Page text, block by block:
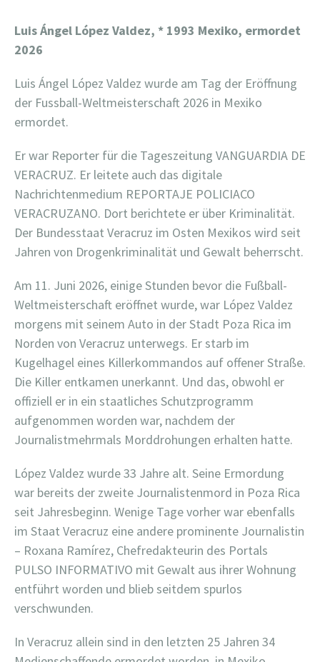
Luis Ángel López Valdez, * 1993 Mexiko, ermordet
2026
Luis Ángel López Valdez wurde am Tag der Eröffnung
der Fussball-Weltmeisterschaft 2026 in Mexiko
ermordet.
Er war Reporter für die Tageszeitung VANGUARDIA DE
VERACRUZ. Er leitete auch das digitale
Nachrichtenmedium REPORTAJE POLICIACO
VERACRUZANO. Dort berichtete er über Kriminalität.
Der Bundesstaat Veracruz im Osten Mexikos wird seit
Jahren von Drogenkriminalität und Gewalt beherrscht.
Am 11. Juni 2026, einige Stunden bevor die Fußball-
Weltmeisterschaft eröffnet wurde, war López Valdez
morgens mit seinem Auto in der Stadt Poza Rica im
Norden von Veracruz unterwegs. Er starb im
Kugelhagel eines Killerkommandos auf offener Straße.
Die Killer entkamen unerkannt. Und das, obwohl er
offiziell er in ein staatliches Schutzprogramm
aufgenommen worden war, nachdem der
Journalistmehrmals Morddrohungen erhalten hatte.
López Valdez wurde 33 Jahre alt. Seine Ermordung
war bereits der zweite Journalistenmord in Poza Rica
seit Jahresbeginn. Wenige Tage vorher war ebenfalls
im Staat Veracruz eine andere prominente Journalistin
– Roxana Ramírez, Chefredakteurin des Portals
PULSO INFORMATIVO mit Gewalt aus ihrer Wohnung
entführt worden und blieb seitdem spurlos
verschwunden.
In Veracruz allein sind in den letzten 25 Jahren 34